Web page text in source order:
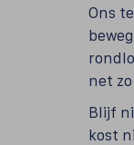
Ons
net
Blijf
kost